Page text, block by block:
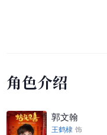
角色介绍
郭文翰
王鹤棣 饰